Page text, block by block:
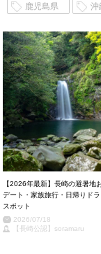
鹿児島県
沖
【2026年最新】長崎の避暑
デート・家族旅行・日帰りド
スポット
2026/07/18
【長崎公認】soramaru